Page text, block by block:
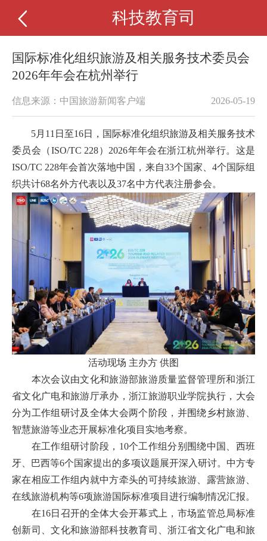
科技教育司
国际标准化组织旅游及相关服务技术委员会
2026年年会在杭州举行
信息来源：中国旅游新闻客户端 2026-05-19
5月11日至16日，国际标准化组织旅游及相关服务技术
委员会（ISO/TC 228）2026年年会在浙江杭州举行。这是
ISO/TC 228年会首次落地中国，来自33个国家、4个国际组
织共计68名外方代表以及37名中方代表注册参会。
活动现场 主办方 供图
本次会议由文化和旅游部旅游质量监督管理所和浙江
省文化广电和旅游厅承办，浙江旅游职业学院执行，大会
分为工作组研讨及全体大会两个阶段，并围绕乡村旅游、
智慧旅游等业态开展标准化项目实地考察。
在工作组研讨阶段，10个工作组分别围绕中国、西班
牙、巴西等6个国家提出的多项议题展开深入研讨。中方专
家在相应工作组内就中方牵头的可持续旅游、露营旅游、
在线旅游机构等6项旅游国际标准项目进行编制情况汇报。
在16日召开的全体大会开幕式上，市场监管总局标准
创新司、文化和旅游部科技教育司、浙江省文化广电和旅